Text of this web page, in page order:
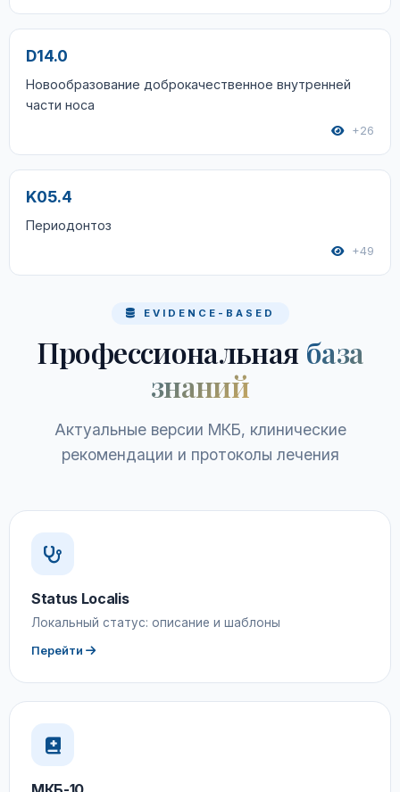
D14.0
Новообразование доброкачественное внутренней
части носа
+26
K05.4
Периодонтоз
+49
EVIDENCE-BASED
Профессиональная база
знаний
Актуальные версии МКБ, клинические
рекомендации и протоколы лечения
Status Localis
Локальный статус: описание и шаблоны
Перейти